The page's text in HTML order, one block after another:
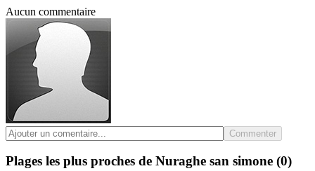
Aucun commentaire
Commenter
Plages les plus proches de Nuraghe san simone (0)